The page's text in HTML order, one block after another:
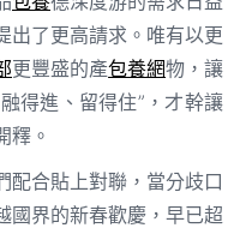
出了更高請求。唯有以更
更豐盛的產包養網物，讓
得進、留得住”，才幹讓
釋。
配合貼上對聯，當分歧口
國界的新春歡慶，早已超